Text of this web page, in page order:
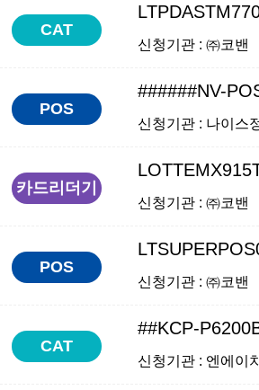
CAT
신청기관 : ㈜코밴
POS
######NV-
신청기관 : 나이스
카드리더기
신청기관 : ㈜코밴
POS
신청기관 : ㈜코밴
CAT
##KCP-
신청기관 : 엔에이